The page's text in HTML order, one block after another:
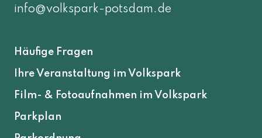
info@volkspark-potsdam.de
Häufige Fragen
Ihre Veranstaltung im Volkspark
Film- & Fotoaufnahmen im Volkspark
Parkplan